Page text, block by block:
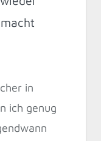
in
ich genug